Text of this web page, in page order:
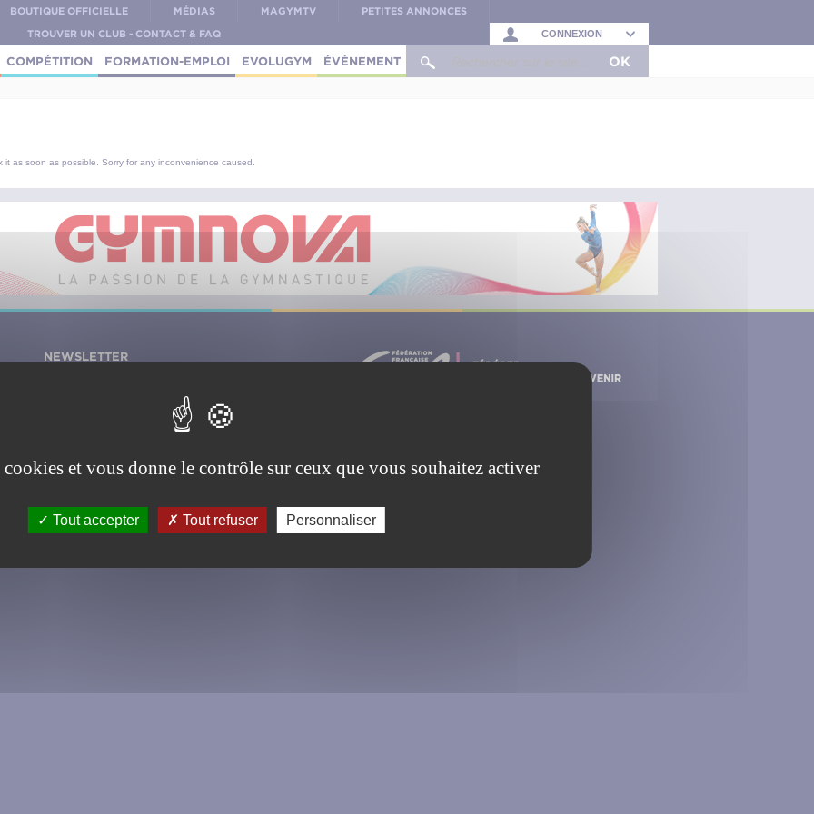
BOUTIQUE OFFICIELLE MÉDIAS MAGYMTV PETITES ANNONCES
TROUVER UN CLUB - CONTACT & FAQ CONNEXION
COMPÉTITION FORMATION-EMPLOI EVOLUGYM ÉVÉNEMENT OK
as soon as possible. Sorry for any inconvenience caused.
NEWSLETTER
et vous donne le contrôle sur ceux que vous souhaitez activer
Tout accepter Tout refuser Personnaliser